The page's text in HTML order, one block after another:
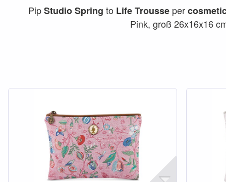
PipStudio Spring to Life Trousseper
Pink, groß 26x16x16